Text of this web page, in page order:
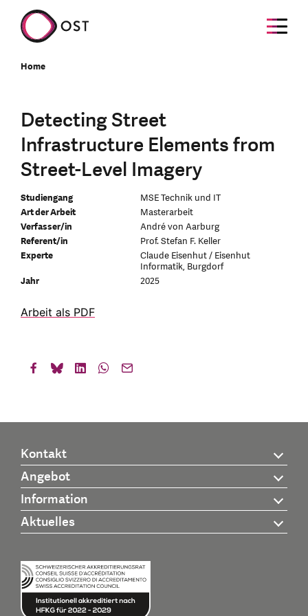
Home
Detecting Street
Infrastructure Elements from
Street-Level Imagery
Studiengang
MSE Technik und IT
Art der Arbeit
Masterarbeit
Verfasser/in
André von Aarburg
Referent/in
Prof. Stefan F. Keller
Experte
Claude Eisenhut / Eisenhut
Informatik, Burgdorf
Jahr
2025
Arbeit als PDF
Kontakt
Angebot
Information
Aktuelles